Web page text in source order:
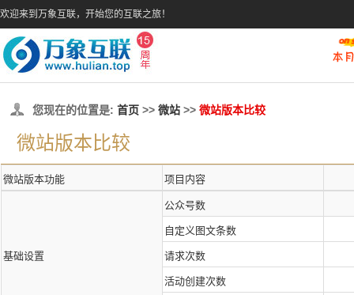
欢迎来到万象互联，开始您的互联之旅！
您现在的位置是: 首页 >> 微站 >> 微站版本比较
微站版本比较
微站版本功能 项目内容
基础设置
公众号数
自定义图文条数
请求次数
活动创建次数